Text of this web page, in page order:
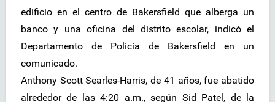
edificio en el centro de Bakersfield que alberga un
banco y una oficina del distrito escolar, indicó el
Departamento de Policía de Bakersfield en un
comunicado.
Anthony Scott Searles-Harris, de 41 años, fue abatido
alrededor de las 4:20 a.m., según Sid Patel, de la